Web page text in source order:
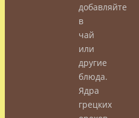
добавляйте
в
чай
или
другие
блюда.
Ядра
грецких